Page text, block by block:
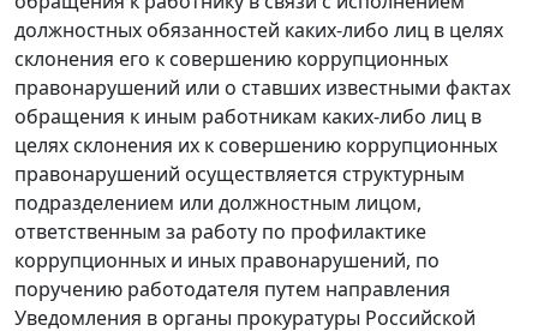
должностных обязанностей каких-либо лиц в целях
склонения его к совершению коррупционных
правонарушений или о ставших известными фактах
обращения к иным работникам каких-либо лиц в
целях склонения их к совершению коррупционных
правонарушений осуществляется структурным
подразделением или должностным лицом,
ответственным за работу по профилактике
коррупционных и иных правонарушений, по
поручению работодателя путем направления
Уведомления в органы прокуратуры Российской